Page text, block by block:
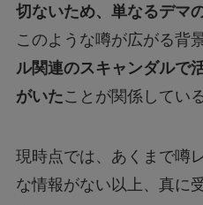
切ないため、単なるデマ
このような噂が広がる背
ル関連のスキャンダルで
がいたことが関係してい
現時点では、あくまで噂
な情報がない以上、真に